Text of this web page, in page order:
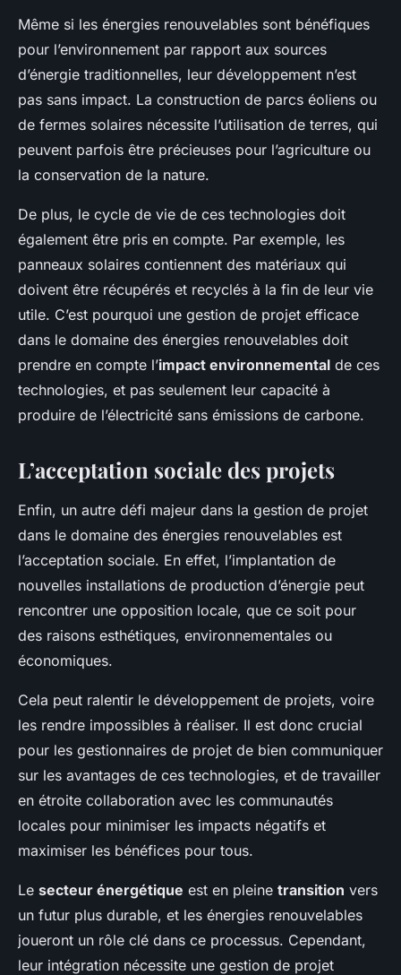
Même si les énergies renouvelables sont bénéfiques
pour l’environnement par rapport aux sources
d’énergie traditionnelles, leur développement n’est
pas sans impact. La construction de parcs éoliens ou
de fermes solaires nécessite l’utilisation de terres, qui
peuvent parfois être précieuses pour l’agriculture ou
la conservation de la nature.
De plus, le cycle de vie de ces technologies doit
également être pris en compte. Par exemple, les
panneaux solaires contiennent des matériaux qui
doivent être récupérés et recyclés à la fin de leur vie
utile. C’est pourquoi une gestion de projet efficace
dans le domaine des énergies renouvelables doit
prendre en compte l’impact environnemental de ces
technologies, et pas seulement leur capacité à
produire de l’électricité sans émissions de carbone.
L’acceptation sociale des projets
Enfin, un autre défi majeur dans la gestion de projet
dans le domaine des énergies renouvelables est
l’acceptation sociale. En effet, l’implantation de
nouvelles installations de production d’énergie peut
rencontrer une opposition locale, que ce soit pour
des raisons esthétiques, environnementales ou
économiques.
Cela peut ralentir le développement de projets, voire
les rendre impossibles à réaliser. Il est donc crucial
pour les gestionnaires de projet de bien communiquer
sur les avantages de ces technologies, et de travailler
en étroite collaboration avec les communautés
locales pour minimiser les impacts négatifs et
maximiser les bénéfices pour tous.
Le secteur énergétique est en pleine transition vers
un futur plus durable, et les énergies renouvelables
joueront un rôle clé dans ce processus. Cependant,
leur intégration nécessite une gestion de projet